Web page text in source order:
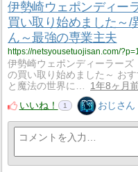
伊勢崎ウェポンディー
買い取り始めました～/
ん～最強の専業主夫
https://netsyousetuojisan.com/
伊勢崎ウェポンディーラーズ
の買い取り始めました～ お
と魔法の世界に…
1年8ヶ月
いいね！
1 おじさん